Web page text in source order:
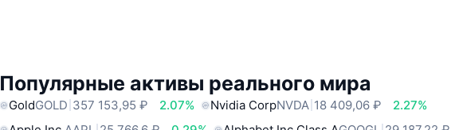
Популярные активы реального мира
GoldGOLD 357 153,95 ₽ 2.07% Nvidia CorpNVDA 18 409,06 ₽
2.27%